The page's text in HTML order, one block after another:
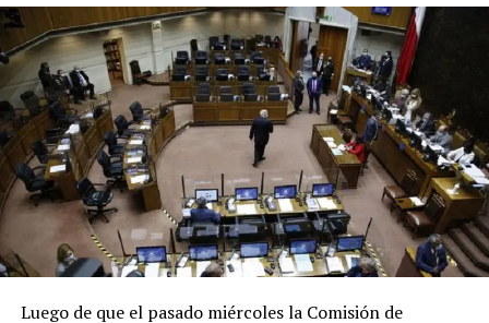
Luego de que el pasado miércoles la Comisión de